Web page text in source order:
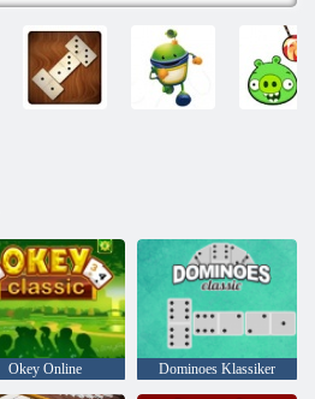
Okey Online Dominoes Klassiker